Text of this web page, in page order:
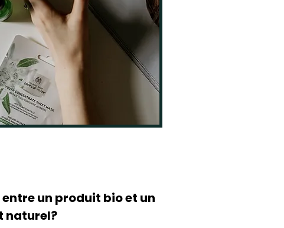
un produit bio et un
naturel?